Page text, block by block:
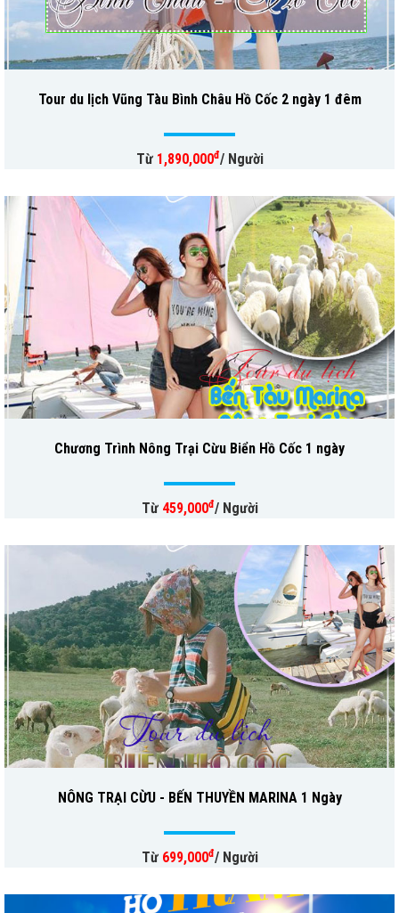
Tour du lịch Vũng Tàu Bình Châu Hồ Cốc 2 ngày 1 đêm
Từ 1,890,000đ/ Người
Chương Trình Nông Trại Cừu Biển Hồ Cốc 1 ngày
Từ 459,000đ/ Người
NÔNG TRẠI CỪU - BẾN THUYỀN MARINA 1 Ngày
Từ 699,000đ/ Người